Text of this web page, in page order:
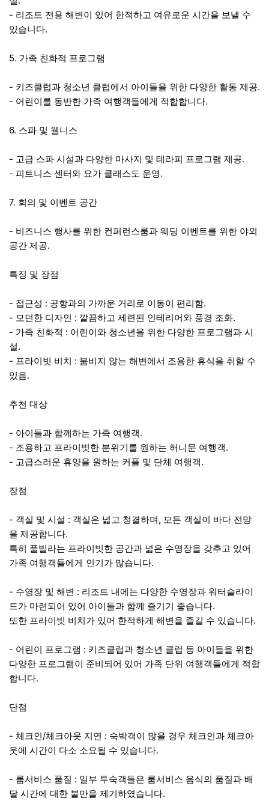
- 리조트 전용 해변이 있어 한적하고 여유로운 시간을 보낼 수
있습니다.
5. 가족 친화적 프로그램
- 키즈클럽과 청소년 클럽에서 아이들을 위한 다양한 활동 제공.
- 어린이를 동반한 가족 여행객들에게 적합합니다.
6. 스파 및 웰니스
- 고급 스파 시설과 다양한 마사지 및 테라피 프로그램 제공.
- 피트니스 센터와 요가 클래스도 운영.
7. 회의 및 이벤트 공간
- 비즈니스 행사를 위한 컨퍼런스룸과 웨딩 이벤트를 위한 야외
공간 제공.
특징 및 장점
- 접근성 : 공항과의 가까운 거리로 이동이 편리함.
- 모던한 디자인 : 깔끔하고 세련된 인테리어와 풍경 조화.
- 가족 친화적 : 어린이와 청소년을 위한 다양한 프로그램과 시
설.
- 프라이빗 비치 : 붐비지 않는 해변에서 조용한 휴식을 취할 수
있음.
추천 대상
- 아이들과 함께하는 가족 여행객.
- 조용하고 프라이빗한 분위기를 원하는 허니문 여행객.
- 고급스러운 휴양을 원하는 커플 및 단체 여행객.
장점
- 객실 및 시설 : 객실은 넓고 청결하며, 모든 객실이 바다 전망
을 제공합니다.
특히 풀빌라는 프라이빗한 공간과 넓은 수영장을 갖추고 있어
가족 여행객들에게 인기가 많습니다.
- 수영장 및 해변 : 리조트 내에는 다양한 수영장과 워터슬라이
드가 마련되어 있어 아이들과 함께 즐기기 좋습니다.
또한 프라이빗 비치가 있어 한적하게 해변을 즐길 수 있습니다.
- 어린이 프로그램 : 키즈클럽과 청소년 클럽 등 아이들을 위한
다양한 프로그램이 준비되어 있어 가족 단위 여행객들에게 적합
합니다.
단점
- 체크인/체크아웃 지연 : 숙박객이 많을 경우 체크인과 체크아
웃에 시간이 다소 소요될 수 있습니다.
- 룸서비스 품질 : 일부 투숙객들은 룸서비스 음식의 품질과 배
달 시간에 대한 불만을 제기하였습니다.